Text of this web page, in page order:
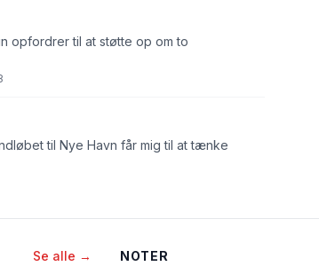
opfordrer til at støtte op om to
til Nye Havn får mig til at tænke
Se alle → NOTER